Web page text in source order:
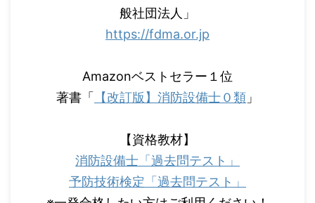
般社団法人」
https://fdma.or.jp
Amazonベストセラー１位
著書「
【改訂版】消防設備士０類 」
【資格教材】
消防設備士「過去問テスト」
予防技術検定「過去問テスト」